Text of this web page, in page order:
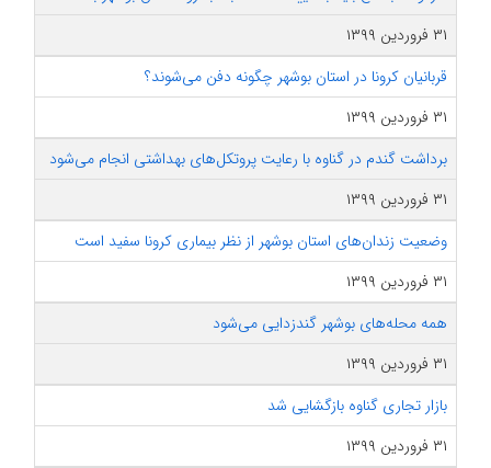
۳۱ فروردین ۱۳۹۹
قربانیان کرونا در استان بوشهر چگونه دفن می‌شوند؟
۳۱ فروردین ۱۳۹۹
برداشت گندم در گناوه با رعایت پروتکل‌های بهداشتی انجام می‌شود
۳۱ فروردین ۱۳۹۹
وضعیت زندان‌های استان بوشهر از نظر بیماری کرونا سفید است
۳۱ فروردین ۱۳۹۹
همه محله‌های بوشهر گندزدایی می‌شود
۳۱ فروردین ۱۳۹۹
بازار تجاری گناوه بازگشایی شد
۳۱ فروردین ۱۳۹۹